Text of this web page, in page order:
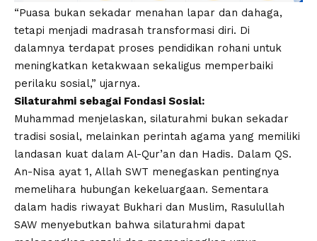
“Puasa bukan sekadar menahan lapar dan dahaga,
tetapi menjadi madrasah transformasi diri. Di
dalamnya terdapat proses pendidikan rohani untuk
meningkatkan ketakwaan sekaligus memperbaiki
perilaku sosial,” ujarnya.
Silaturahmi sebagai Fondasi Sosial:
Muhammad menjelaskan, silaturahmi bukan sekadar
tradisi sosial, melainkan perintah agama yang memiliki
landasan kuat dalam Al-Qur’an dan Hadis. Dalam QS.
An-Nisa ayat 1, Allah SWT menegaskan pentingnya
memelihara hubungan kekeluargaan. Sementara
dalam hadis riwayat Bukhari dan Muslim, Rasulullah
SAW menyebutkan bahwa silaturahmi dapat